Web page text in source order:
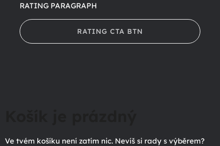
RATING PARAGRAPH
RATING CTA BTN
Ve tvém košíku není zatím nic. Nevíš si rady s výběrem?